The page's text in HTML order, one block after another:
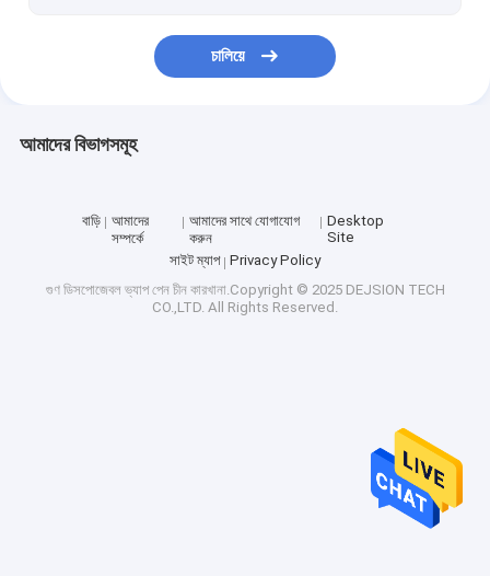
চালিয়ে
আমাদের বিভাগসমূহ
বাড়ি
আমাদের
সম্পর্কে
আমাদের সাথে যোগাযোগ
করুন
Desktop
Site
সাইট ম্যাপ
Privacy Policy
গুণ ডিসপোজেবল ভ্যাপ পেনচীন কারখানা.Copyright © 2025 DEJSION TECH
CO.,LTD. All Rights Reserved.